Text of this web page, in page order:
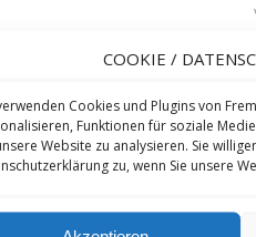
COOKIE /
Cookies und Plugins von
Funktionen für soziale
Website zu analysieren. Sie
zu, wenn Sie unsere
Donec sodales sagittis
leo eget bibendum
nunc, quis